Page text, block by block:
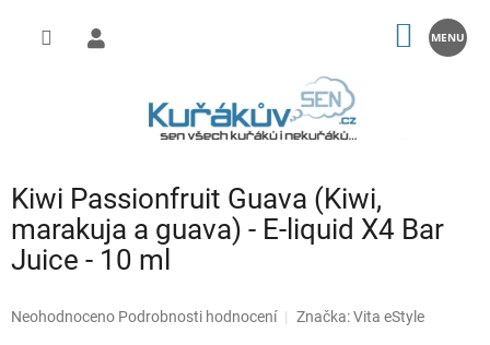
KOŠÍK
Kiwi Passionfruit Guava (Kiwi,
marakuja a guava) - E-liquid X4 Bar
Juice - 10 ml
Průměrné
Neohodnoceno Podrobnosti hodnocení Značka:Vita eStyle